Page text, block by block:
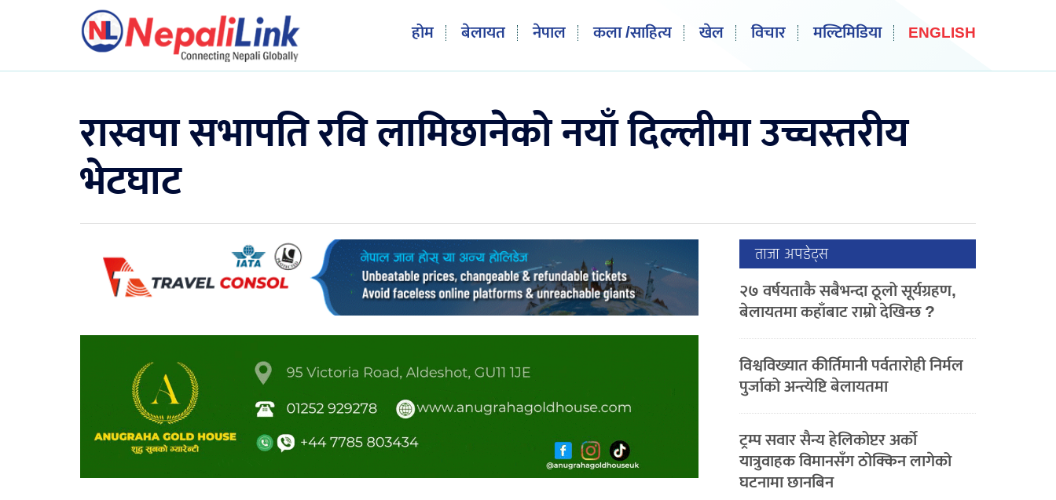
होम बेलायत नेपाल कला /साहित्य खेल विचार मल्टिमिडिया ENGLISH
रास्वपा सभापति रवि लामिछानेको नयाँ दिल्लीमा उच्चस्तरीय
भेटघाट
ताजा अपडेट्स
२७ वर्षयताकै सबैभन्दा ठूलो सूर्यग्रहण,
बेलायतमा कहाँबाट राम्रो देखिन्छ ?
विश्वविख्यात कीर्तिमानी पर्वतारोही निर्मल
पुर्जाको अन्त्येष्टि बेलायतमा
ट्रम्प सवार सैन्य हेलिकोप्टर अर्को
यात्रुवाहक विमानसँग ठोक्किन लागेको
घटनामा छानबिन